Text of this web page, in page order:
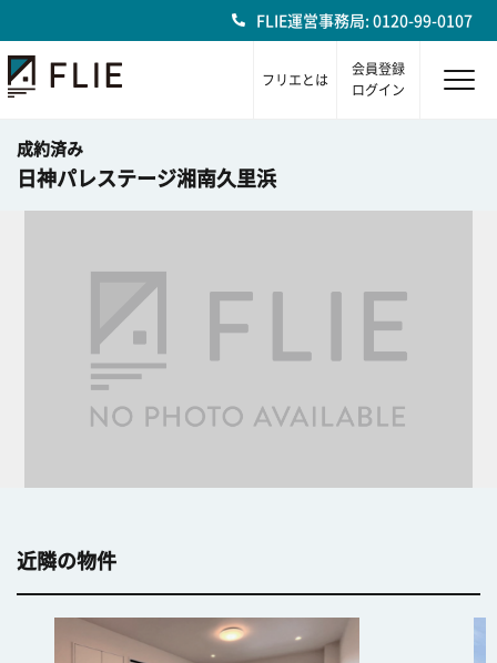
FLIE運営事務局: 0120-99-0107
フリエとは
会員登録
ログイン
成約済み
日神パレステージ湘南久里浜
近隣の物件